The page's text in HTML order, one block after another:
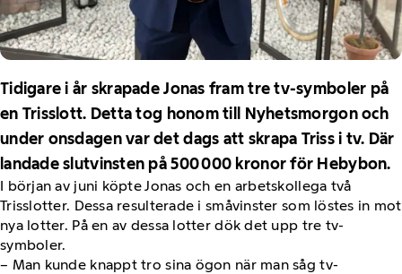
Tidigare i år skrapade Jonas fram tre tv-symboler på
en Trisslott. Detta tog honom till Nyhetsmorgon och
under onsdagen var det dags att skrapa Triss i tv. Där
landade slutvinsten på 500 000 kronor för Hebybon.
I början av juni köpte Jonas och en arbetskollega två
Trisslotter. Dessa resulterade i småvinster som löstes in mot
nya lotter. På en av dessa lotter dök det upp tre tv-
symboler.
– Man kunde knappt tro sina ögon när man såg tv-